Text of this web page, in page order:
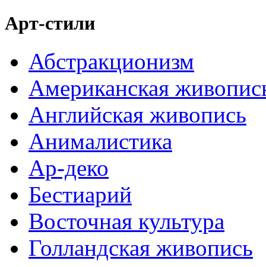
Арт-стили
Абстракционизм
Американская
Английская живопись
Анималистика
Ар-деко
Бестиарий
Восточная культура
Голландская живопись